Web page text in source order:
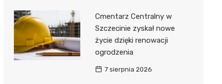
Publiczny
Zakład
Zdrowotnej
Publiczny
Cmentarz Centralny w
Szczecinie zyskał nowe
życie dzięki renowacji
ogrodzenia
7 sierpnia 2026